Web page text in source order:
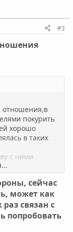
#3
отношения,в
покурить
хорошо
в таких
с ними
влюбиться
либо в
созой,то
их
сейчас
может как
связан с
попробовать